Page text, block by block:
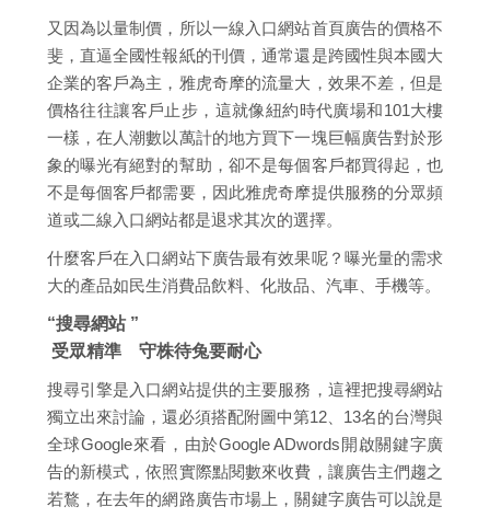
又因為以量制價，所以一線入口網站首頁廣告的價格不
斐，直逼全國性報紙的刊價，通常還是跨國性與本國大
企業的客戶為主，雅虎奇摩的流量大，效果不差，但是
價格往往讓客戶止步，這就像紐約時代廣場和101大樓
一樣，在人潮數以萬計的地方買下一塊巨幅廣告對於形
象的曝光有絕對的幫助，卻不是每個客戶都買得起，也
不是每個客戶都需要，因此雅虎奇摩提供服務的分眾頻
道或二線入口網站都是退求其次的選擇。
什麼客戶在入口網站下廣告最有效果呢？曝光量的需求
大的產品如民生消費品飲料、化妝品、汽車、手機等。
“搜尋網站 ”
受眾精準 守株待兔要耐心
搜尋引擎是入口網站提供的主要服務，這裡把搜尋網站
獨立出來討論，還必須搭配附圖中第12、13名的台灣與
全球Google來看，由於Google ADwords開啟關鍵字廣
告的新模式，依照實際點閱數來收費，讓廣告主們趨之
若鶩，在去年的網路廣告市場上，關鍵字廣告可以說是